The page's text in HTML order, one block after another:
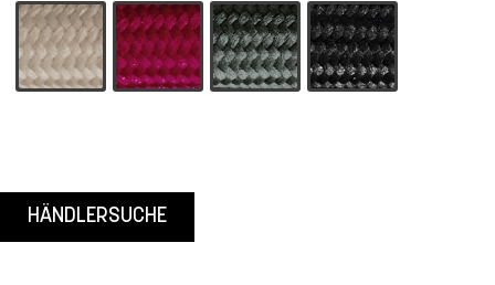
-1 Sand -2 Rot -4 Grau -5 Schwarz
HÄNDLERSUCHE